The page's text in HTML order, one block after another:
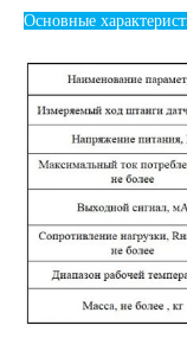
Основные